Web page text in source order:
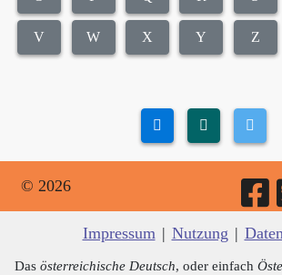
V W X Y Z
© 2026
Impressum | Nutzung |
Das österreichische Deutsch, oder einfach